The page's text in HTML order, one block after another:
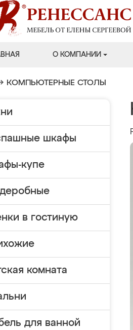
О КОМПАНИИ
КОМПЬЮТЕРНЫЕ СТОЛЫ
шкафы
купе
в гостиную
комната
для ванной